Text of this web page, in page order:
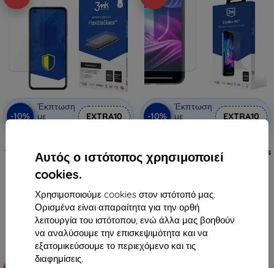
Αυτός ο ιστότοπος χρησιμοποιεί
cookies.
Χρησιμοποιούμε cookies στον ιστότοπό μας.
Ορισμένα είναι απαραίτητα για την ορθή
λειτουργία του ιστότοπου, ενώ άλλα μας βοηθούν
να αναλύσουμε την επισκεψιμότητα και να
εξατομικεύσουμε το περιεχόμενο και τις
διαφημίσεις.
-10%
Έκπτωση
με
EXTRA10
10 υβριδικό προστατευτικό γυαλί
10,90 €
9,81 €
Διαθέσιμο > 5 τεμ
-10%
Έκπτωση
με
EXTRA10
προστατευτική μεμβράνη για Asus
Zenfone 10
Διαθέσιμο 3 τεμ